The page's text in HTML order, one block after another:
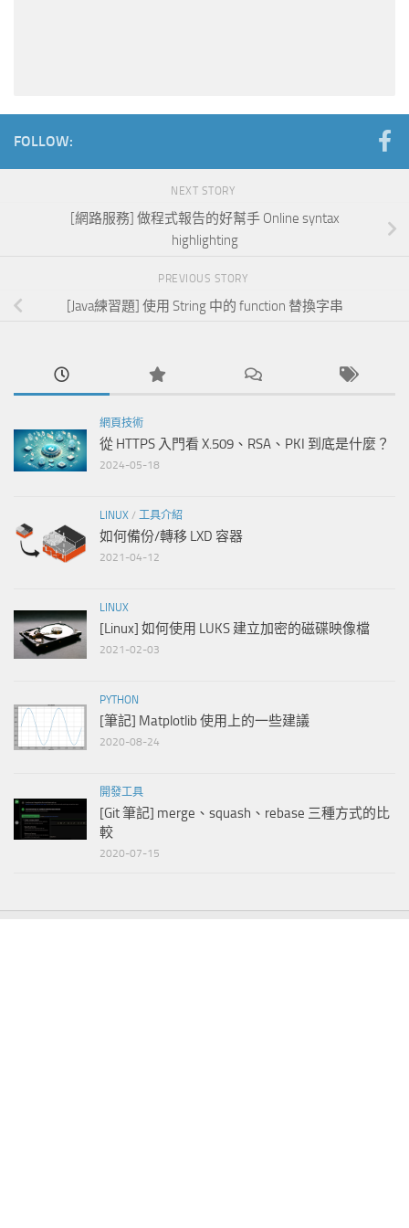
FOLLOW:
NEXT STORY
[網路服務] 做程式報告的好幫手 Online syntax
highlighting
PREVIOUS STORY
[Java練習題] 使用 String 中的 function 替換字串
網頁技術
從 HTTPS 入門看 X.509、RSA、PKI 到底是什麼？
2024-05-18
LINUX / 工具介紹
如何備份/轉移 LXD 容器
2021-04-12
LINUX
[Linux] 如何使用 LUKS 建立加密的磁碟映像檔
2021-02-03
PYTHON
[筆記] Matplotlib 使用上的一些建議
2020-08-24
開發工具
[Git 筆記] merge、squash、rebase 三種方式的比
較
2020-07-15